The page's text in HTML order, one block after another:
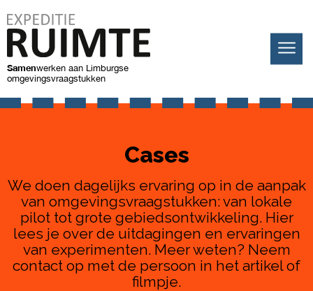
Samenwerken aan Limburgse
omgevingsvraagstukken
Cases
We doen dagelijks ervaring op in de aanpak
van omgevingsvraagstukken: van lokale
pilot tot grote gebiedsontwikkeling. Hier
lees je over de uitdagingen en ervaringen
van experimenten. Meer weten? Neem
contact op met de persoon in het artikel of
filmpje.